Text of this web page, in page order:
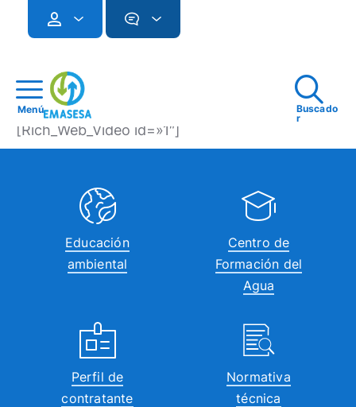
Menú
Buscado
r
[Rich_Web_Video id=»1″]
Educación
ambiental
Centro de
Formación del
Agua
Perfil de
contratante
Normativa
técnica